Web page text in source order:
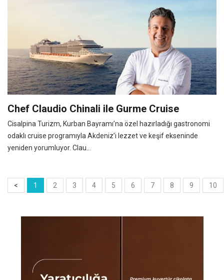
Chef Claudio Chinali ile Gurme Cruise
Cisalpina Turizm, Kurban Bayramı’na özel hazırladığı gastronomi
odaklı cruise programıyla Akdeniz’i lezzet ve keşif ekseninde
yeniden yorumluyor. Clau...
< 1 2 3 4 5 6 7 8 9 10